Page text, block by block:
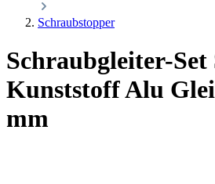
Schraubstopper
Schraubgleiter-Set
Kunststoff Alu
mm